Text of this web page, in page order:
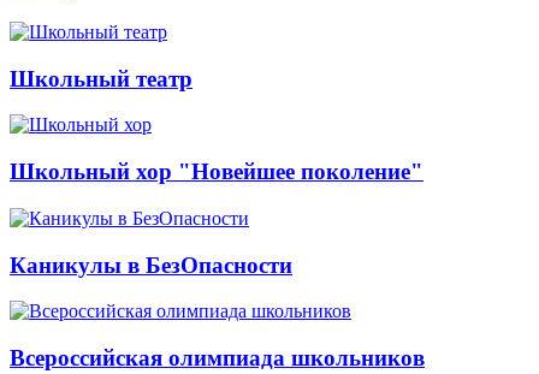
Школьный театр
Школьный хор "Новейшее поколение"
Каникулы в БезОпасности
Всероссийская олимпиада школьников